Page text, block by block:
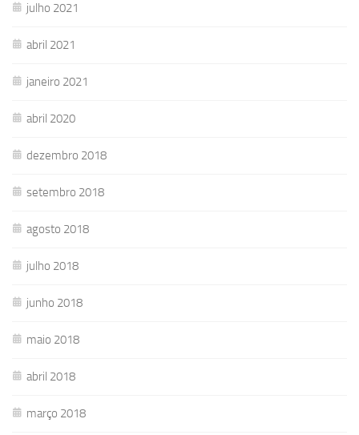
julho 2021
abril 2021
janeiro 2021
abril 2020
dezembro 2018
setembro 2018
agosto 2018
julho 2018
junho 2018
maio 2018
abril 2018
março 2018